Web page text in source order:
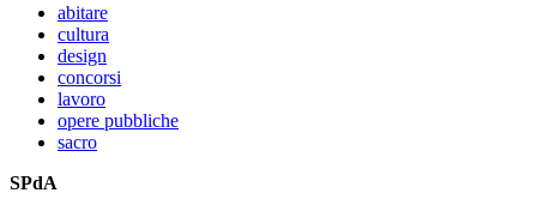
abitare
cultura
design
concorsi
lavoro
opere pubbliche
sacro
SPdA